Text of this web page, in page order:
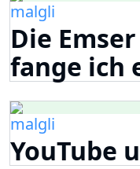
malgli
Die
fange ich
malgli
YouTube